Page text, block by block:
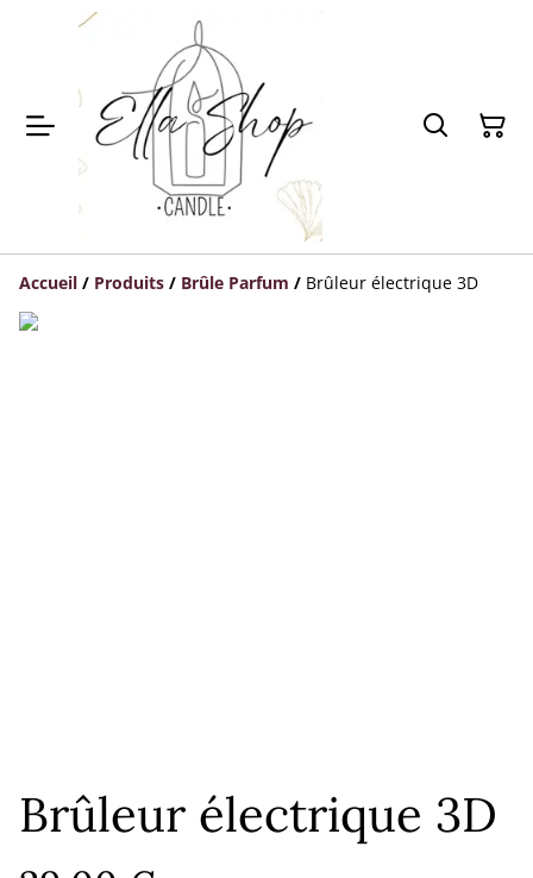
Accueil / Produits / Brûle Parfum / Brûleur électrique 3D
Brûleur électrique 3D